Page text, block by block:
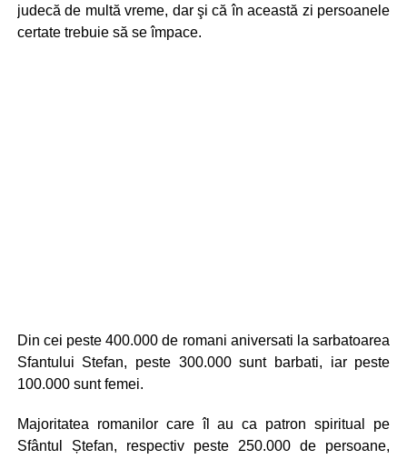
judecă de multă vreme, dar şi că în această zi persoanele
certate trebuie să se împace.
Din cei peste 400.000 de romani aniversati la sarbatoarea
Sfantului Stefan, peste 300.000 sunt barbati, iar peste
100.000 sunt femei.
Majoritatea romanilor care îl au ca patron spiritual pe
Sfântul Ștefan, respectiv peste 250.000 de persoane,